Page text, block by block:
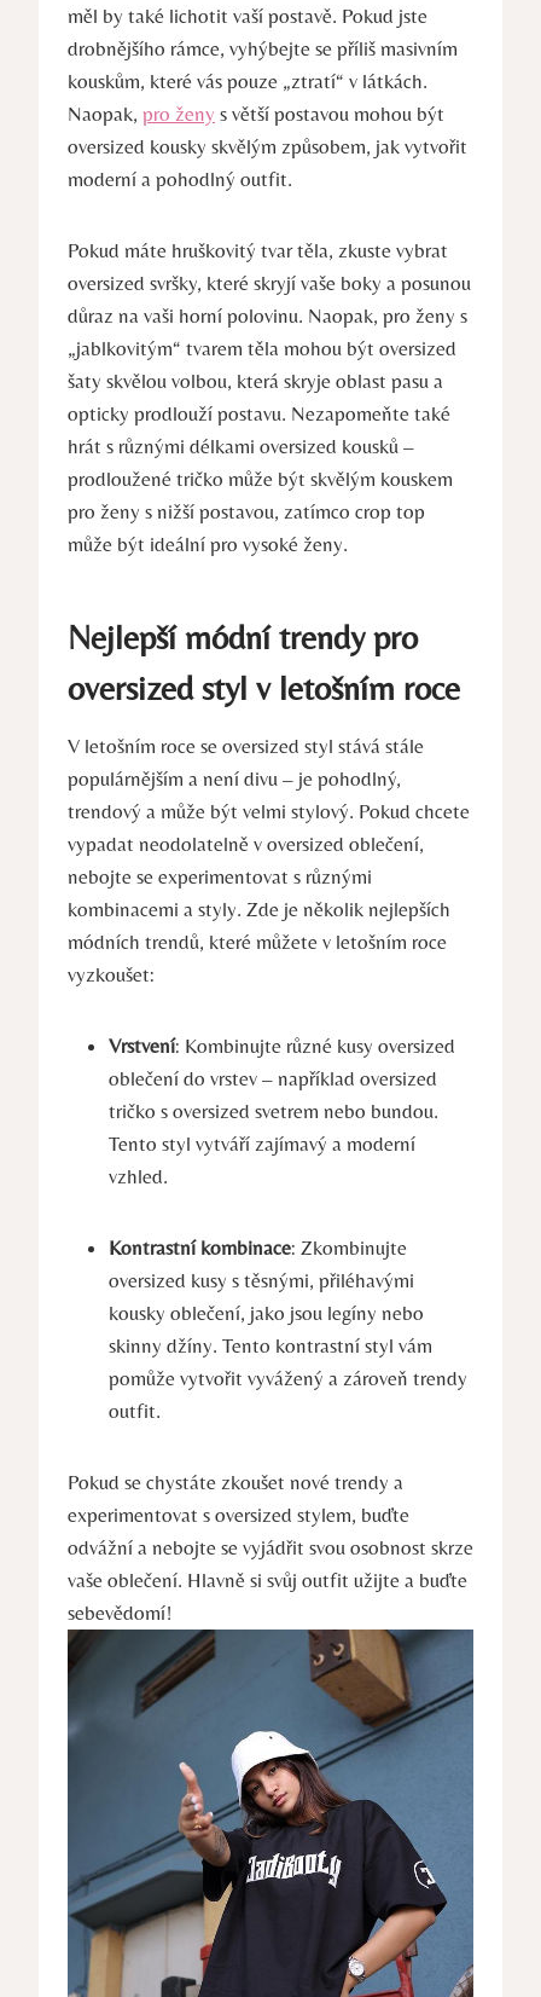
měl by také lichotit vaší postavě. Pokud jste
drobnějšího rámce, vyhýbejte se příliš masivním
kouskům, které vás pouze „ztratí“ v látkách.
Naopak, pro ženy s větší postavou mohou být
oversized kousky skvělým způsobem, jak vytvořit
moderní a pohodlný outfit.
Pokud máte hruškovitý tvar těla, zkuste vybrat
oversized svršky, které skryjí vaše boky a posunou
důraz na vaši horní polovinu. Naopak, pro ženy s
„jablkovitým“ tvarem těla mohou být oversized
šaty skvělou volbou, která skryje oblast pasu a
opticky prodlouží postavu. Nezapomeňte také
hrát s různými délkami oversized kousků –
prodloužené tričko může být skvělým kouskem
pro ženy s nižší postavou, zatímco crop top
může být ideální pro vysoké ženy.
Nejlepší módní trendy pro
oversized styl v letošním roce
V letošním roce se oversized styl stává stále
populárnějším a není divu – je pohodlný,
trendový a může být velmi stylový. Pokud chcete
vypadat neodolatelně v oversized oblečení,
nebojte se experimentovat s různými
kombinacemi a styly. Zde je několik nejlepších
módních trendů, které můžete v letošním roce
vyzkoušet:
Vrstvení: Kombinujte různé kusy oversized
oblečení do vrstev – například oversized
tričko s oversized svetrem nebo bundou.
Tento styl vytváří zajímavý a moderní
vzhled.
Kontrastní kombinace: Zkombinujte
oversized kusy s těsnými, přiléhavými
kousky oblečení, jako jsou legíny nebo
skinny džíny. Tento kontrastní styl vám
pomůže vytvořit vyvážený a zároveň trendy
outfit.
Pokud se chystáte zkoušet nové trendy a
experimentovat s oversized stylem, buďte
odvážní a nebojte se vyjádřit svou osobnost skrze
vaše oblečení. Hlavně si svůj outfit užijte a buďte
sebevědomí!